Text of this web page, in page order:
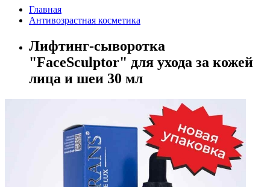
Главная
Антивозрастная косметика
Лифтинг-сыворотка
"FaceSculptor" для ухода за кожей
лица и шеи 30 мл